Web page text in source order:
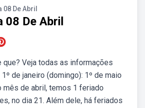
08 De Abril
08 De Abril
que? Veja todas as informações
de janeiro (domingo): 1º de maio
mês de abril, temos 1 feriado
no dia 21. Além dele, há feriados